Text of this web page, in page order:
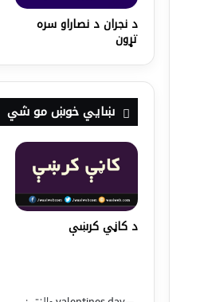
د نجران د نصاراو سره
تړون
ښايي خوښ مو شي
د كاڼي كرښې